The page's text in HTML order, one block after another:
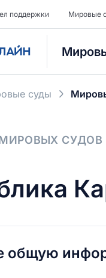
поддержки Мировые
суды
СУДОВ
общую